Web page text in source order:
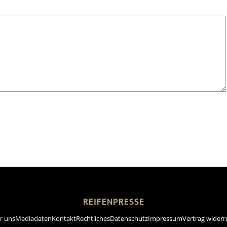
REIFENPRESSE
unsMediadatenKontaktRechtlichesDatenschutzImpressumVertrag